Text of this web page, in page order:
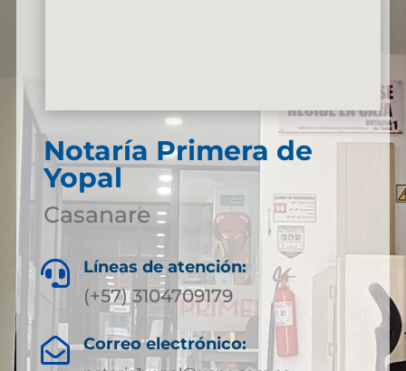
Notaría Primera de
Yopal
Casanare
 Líneas de atención:
(+57) 3104709179
 Correo electrónico: